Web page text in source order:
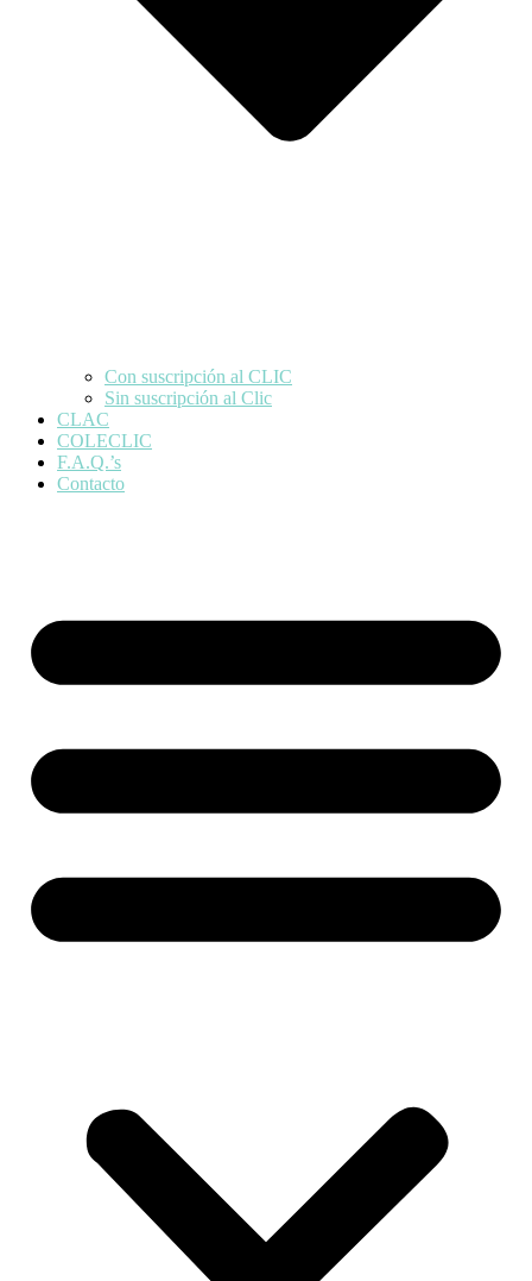
Con suscripción al CLIC
Sin suscripción al Clic
CLAC
COLECLIC
F.A.Q.’s
Contacto